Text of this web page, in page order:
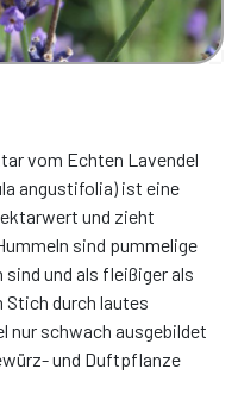
vom Echten Lavendel
angustifolia) ist eine
und zieht
sind pummelige
und als fleißiger als
Stich durch lautes
nur schwach ausgebildet
und Duftpflanze